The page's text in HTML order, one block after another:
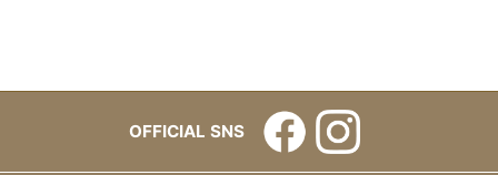
OFFICIAL SNS